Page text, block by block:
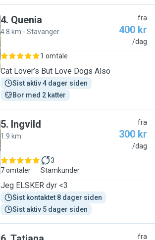
4. Quenia
4.8 km - Stavanger
fra
400 kr
/dag
1 omtale
Cat Lover’s But Love Dogs Also
Sist aktiv 4 dager siden
Bor med 2 katter
5. Ingvild
1.9 km
fra
300 kr
/dag
7 omtaler
3
Stamkunder
Jeg ELSKER dyr <3
Sist kontaktet 8 dager siden
Sist aktiv 5 dager siden
fra